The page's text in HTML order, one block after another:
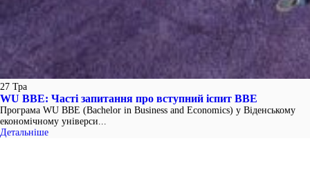
27 Тра
WU BBE: Часті запитання про вступний іспит BBE
Програма WU BBE (Bachelor in Business and Economics) у Віденському
економічному універси...
Детальніше